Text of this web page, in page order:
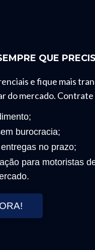
QUE
e fique mais
do mercado. Contrate
burocracia;
no prazo;
para motoristas